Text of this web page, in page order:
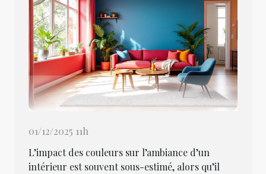
01/12/2025 11h
L’impact des couleurs sur l’ambiance d’un
intérieur est souvent sous-estimé, alors qu’il